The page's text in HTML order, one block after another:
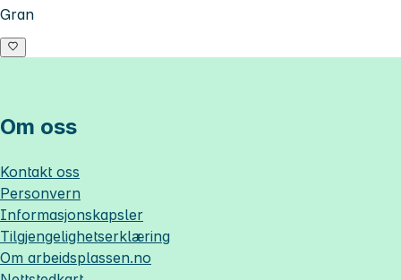
Gran
Om oss
Kontakt oss
Personvern
Informasjonskapsler
Tilgjengelighetserklæring
Om arbeidsplassen.no